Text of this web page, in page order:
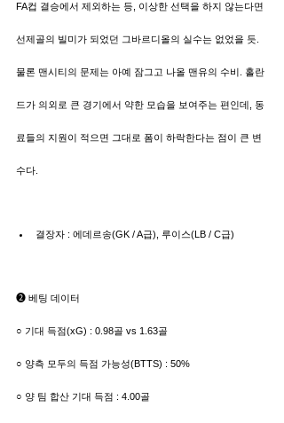
FA컵 결승에서 제외하는 등, 이상한 선택을 하지 않는다면
선제골의 빌미가 되었던 그바르디올의 실수는 없었을 듯.
물론 맨시티의 문제는 아예 잠그고 나올 맨유의 수비. 홀란
드가 의외로 큰 경기에서 약한 모습을 보여주는 편인데, 동
료들의 지원이 적으면 그대로 폼이 하락한다는 점이 큰 변
수다.
결장자 : 에데르송(GK / A급), 루이스(LB / C급)
➋ 베팅 데이터
○ 기대 득점(xG) : 0.98골 vs 1.63골
○ 양측 모두의 득점 가능성(BTTS) : 50%
○ 양 팀 합산 기대 득점 : 4.00골